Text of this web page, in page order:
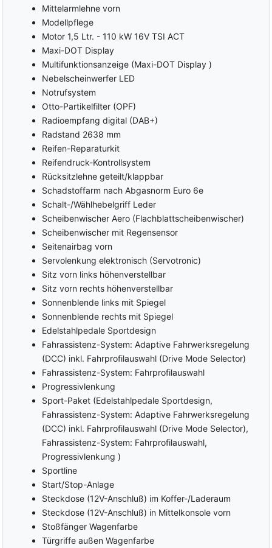
Mittelarmlehne vorn
Modellpflege
Motor 1,5 Ltr. - 110 kW 16V TSI ACT
Maxi-DOT Display
Multifunktionsanzeige (Maxi-DOT Display )
Nebelscheinwerfer LED
Notrufsystem
Otto-Partikelfilter (OPF)
Radioempfang digital (DAB+)
Radstand 2638 mm
Reifen-Reparaturkit
Reifendruck-Kontrollsystem
Rücksitzlehne geteilt/klappbar
Schadstoffarm nach Abgasnorm Euro 6e
Schalt-/Wählhebelgriff Leder
Scheibenwischer Aero (Flachblattscheibenwischer)
Scheibenwischer mit Regensensor
Seitenairbag vorn
Servolenkung elektronisch (Servotronic)
Sitz vorn links höhenverstellbar
Sitz vorn rechts höhenverstellbar
Sonnenblende links mit Spiegel
Sonnenblende rechts mit Spiegel
Edelstahlpedale Sportdesign
Fahrassistenz-System: Adaptive Fahrwerksregelung
(DCC) inkl. Fahrprofilauswahl (Drive Mode Selector)
Fahrassistenz-System: Fahrprofilauswahl
Progressivlenkung
Sport-Paket (Edelstahlpedale Sportdesign,
Fahrassistenz-System: Adaptive Fahrwerksregelung
(DCC) inkl. Fahrprofilauswahl (Drive Mode Selector),
Fahrassistenz-System: Fahrprofilauswahl,
Progressivlenkung )
Sportline
Start/Stop-Anlage
Steckdose (12V-Anschluß) im Koffer-/Laderaum
Steckdose (12V-Anschluß) in Mittelkonsole vorn
Stoßfänger Wagenfarbe
Türgriffe außen Wagenfarbe